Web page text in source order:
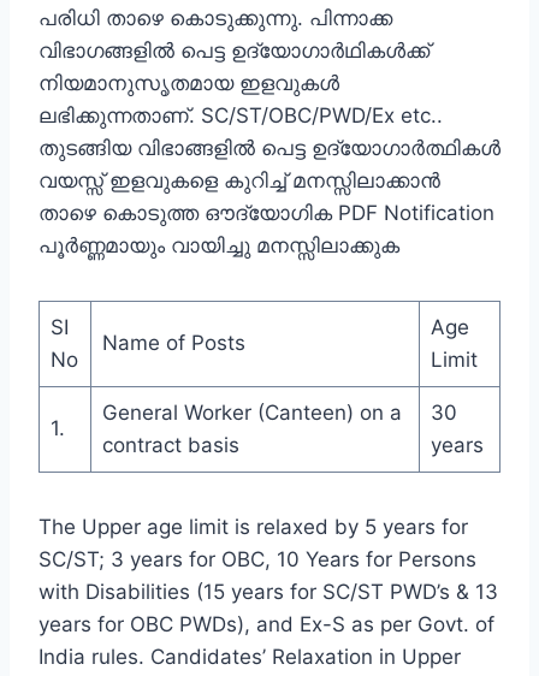
പരിധി താഴെ കൊടുക്കുന്നു. പിന്നാക്ക
വിഭാഗങ്ങളില്‍ പെട്ട ഉദ്യോഗാര്‍ഥികള്‍ക്ക്
നിയമാനുസൃതമായ ഇളവുകള്‍
ലഭിക്കുന്നതാണ്. SC/ST/OBC/PWD/Ex etc..
തുടങ്ങിയ വിഭാങ്ങളില്‍ പെട്ട ഉദ്യോഗാര്‍ത്ഥികള്‍
വയസ്സ് ഇളവുകളെ കുറിച്ച് മനസ്സിലാക്കാന്‍ ‍
താഴെ കൊടുത്ത ഔദ്യോഗിക PDF Notification
പൂര്‍ണ്ണമായും വായിച്ചു മനസ്സിലാക്കുക
SI
No
Name of Posts
Age
Limit
1.
General Worker (Canteen) on a
contract basis
30
years
The Upper age limit is relaxed by 5 years for
SC/ST; 3 years for OBC, 10 Years for Persons
with Disabilities (15 years for SC/ST PWD’s & 13
years for OBC PWDs), and Ex-S as per Govt. of
India rules. Candidates’ Relaxation in Upper